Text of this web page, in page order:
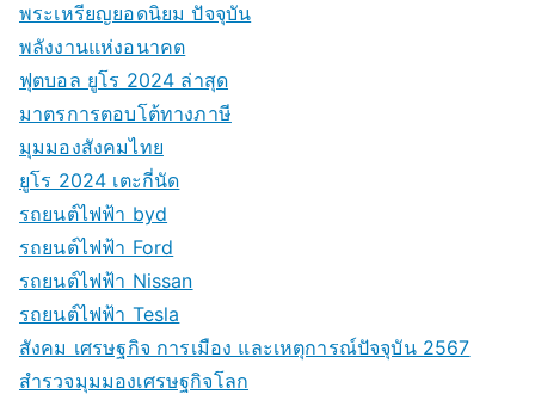
พระเหรียญยอดนิยม ปัจจุบัน
พลังงานแห่งอนาคต
ฟุตบอล ยูโร 2024 ล่าสุด
มาตรการตอบโต้ทางภาษี
มุมมองสังคมไทย
ยูโร 2024 เตะกี่นัด
รถยนต์ไฟฟ้า byd
รถยนต์ไฟฟ้า Ford
รถยนต์ไฟฟ้า Nissan
รถยนต์ไฟฟ้า Tesla
สังคม เศรษฐกิจ การเมือง และเหตุการณ์ปัจจุบัน 2567
สำรวจมุมมองเศรษฐกิจโลก